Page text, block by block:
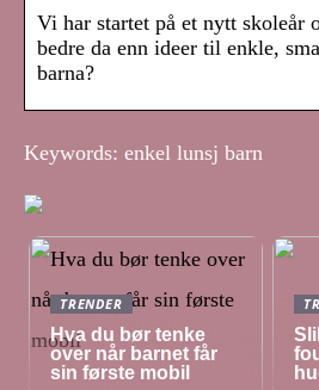
Vi har startet på et nytt skoleår
bedre da enn ideer til enkle,
barna?
Keywords: enkel lunsj barn
TRENDER
Hva du bør tenke
over når barnet får
sin første mobil